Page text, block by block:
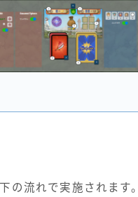
の流れで実施されます。